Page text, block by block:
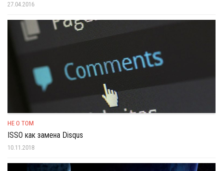
27.04.2016
НЕ О ТОМ
ISSO как замена Disqus
10.11.2018